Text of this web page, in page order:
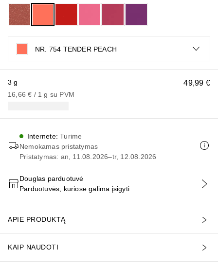
NR. 754 TENDER PEACH
49,99 €
3 g
16,66 € / 1 g su PVM
Internete:Turime
Nemokamas pristatymas
Pristatymas: an, 11.08.2026–tr, 12.08.2026
PRIDĖTI Į KREPŠELĮ
Douglas parduotuvė
Parduotuvės, kuriose galima įsigyti
APIE PRODUKTĄ
KAIP NAUDOTI